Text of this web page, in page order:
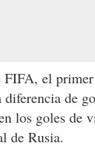
FIFA, el
diferencia de
los goles de
de Rusia.